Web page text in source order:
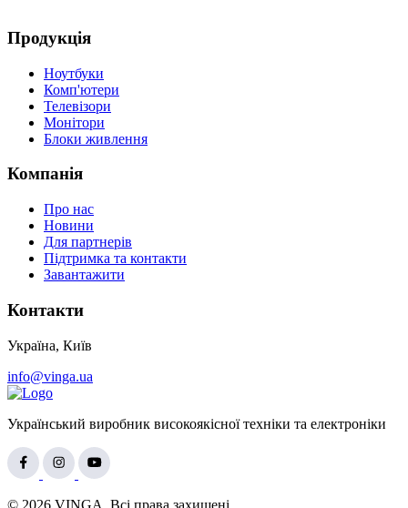
Продукція
Ноутбуки
Комп'ютери
Телевізори
Монітори
Блоки живлення
Компанія
Про нас
Новини
Для партнерів
Підтримка та контакти
Завантажити
Контакти
Україна, Київ
info@vinga.ua
Український виробник високоякісної техніки та електроніки
© 2026 VINGA. Всі права захищені.